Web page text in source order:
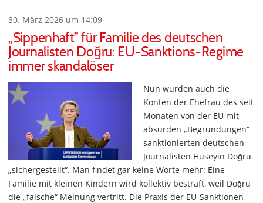
30. März 2026 um 14:09
„Sippenhaft” für Familie des deutschen
Journalisten Doğru: EU-Sanktions-Regime
immer skandalöser
Nun wurden auch die
Konten der Ehefrau des seit
Monaten von der EU mit
absurden „Begründungen“
sanktionierten deutschen
Journalisten Hüseyin Doğru
„sichergestellt“. Man findet gar keine Worte mehr: Eine
Familie mit kleinen Kindern wird kollektiv bestraft, weil Doğru
die „falsche“ Meinung vertritt. Die Praxis der EU-Sanktionen